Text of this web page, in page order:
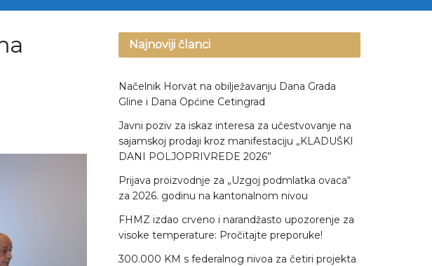
Najnoviji članci
Načelnik Horvat na obilježavanju Dana Grada
Gline i Dana Općine Cetingrad
Javni poziv za iskaz interesa za učestvovanje na
sajamskoj prodaji kroz manifestaciju „KLADUŠKI
DANI POLJOPRIVREDE 2026”
Prijava proizvodnje za „Uzgoj podmlatka ovaca“
za 2026. godinu na kantonalnom nivou
FHMZ izdao crveno i narandžasto upozorenje za
visoke temperature: Pročitajte preporuke!
300.000 KM s federalnog nivoa za četiri projekta